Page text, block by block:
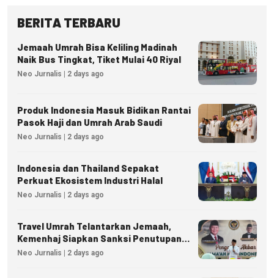
BERITA TERBARU
Jemaah Umrah Bisa Keliling Madinah
Naik Bus Tingkat, Tiket Mulai 40 Riyal
Neo Jurnalis | 2 days ago
Produk Indonesia Masuk Bidikan Rantai
Pasok Haji dan Umrah Arab Saudi
Neo Jurnalis | 2 days ago
Indonesia dan Thailand Sepakat
Perkuat Ekosistem Industri Halal
Neo Jurnalis | 2 days ago
Travel Umrah Telantarkan Jemaah,
Kemenhaj Siapkan Sanksi Penutupan
Izin hingga Pidana
Neo Jurnalis | 2 days ago